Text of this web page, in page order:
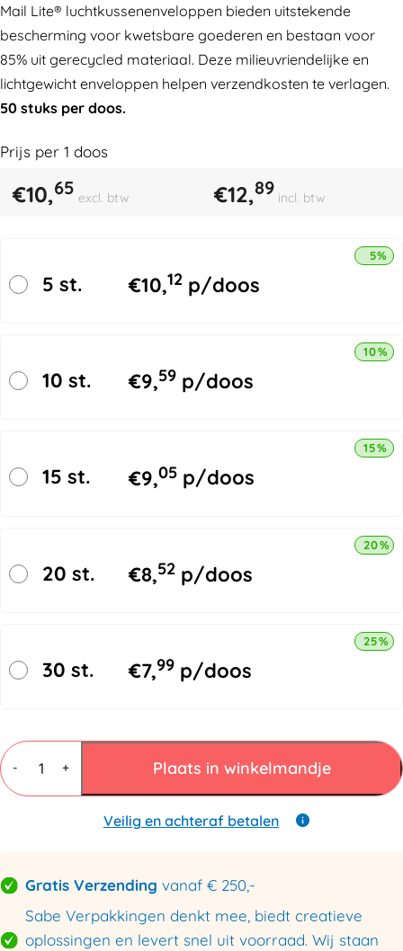
Mail Lite® luchtkussenenveloppen bieden uitstekende
bescherming voor kwetsbare goederen en bestaan voor
85% uit gerecycled materiaal. Deze milieuvriendelijke en
lichtgewicht enveloppen helpen verzendkosten te verlagen.
50 stuks per doos.
Prijs per 1 doos
€10,65 excl. btw €12,89 incl. btw
5 st. €10,12 p/doos
5%
10 st. €9,59 p/doos
10%
15 st. €9,05 p/doos
15%
20 st. €8,52 p/doos
20%
30 st. €7,99 p/doos
25%
-
Mail
Lite®
Luchtkussenenveloppen
aantal
+ Plaats in winkelmandje
Veilig en achteraf betalen
Gratis Verzending vanaf € 250,-
Sabe Verpakkingen denkt mee, biedt creatieve
oplossingen en levert snel uit voorraad. Wij staan